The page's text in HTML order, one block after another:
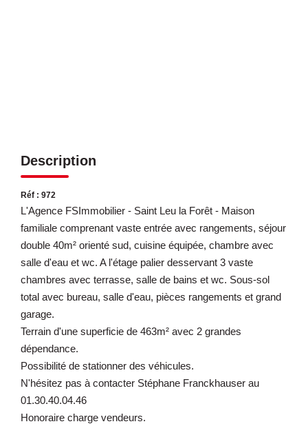
Description
Réf : 972
L'Agence FSImmobilier - Saint Leu la Forêt - Maison
familiale comprenant vaste entrée avec rangements, séjour
double 40m² orienté sud, cuisine équipée, chambre avec
salle d'eau et wc. A l'étage palier desservant 3 vaste
chambres avec terrasse, salle de bains et wc. Sous-sol
total avec bureau, salle d'eau, pièces rangements et grand
garage.
Terrain d'une superficie de 463m² avec 2 grandes
dépendance.
Possibilité de stationner des véhicules.
N'hésitez pas à contacter Stéphane Franckhauser au
01.30.40.04.46
Honoraire charge vendeurs.